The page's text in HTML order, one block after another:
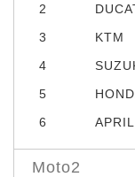
2
3
KTM
4
5
6
Moto2